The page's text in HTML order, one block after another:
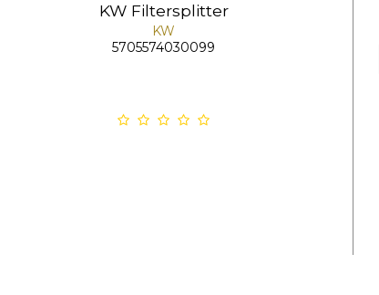
KW Filtersplitter
KW
5705574030099